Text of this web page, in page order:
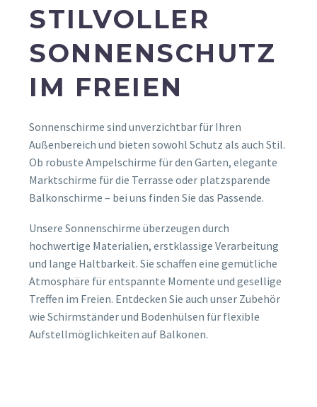
STILVOLLER
SONNENSCHUTZ
IM FREIEN
Sonnenschirme sind unverzichtbar für Ihren
Außenbereich und bieten sowohl Schutz als auch Stil.
Ob robuste Ampelschirme für den Garten, elegante
Marktschirme für die Terrasse oder platzsparende
Balkonschirme – bei uns finden Sie das Passende.
Unsere Sonnenschirme überzeugen durch
hochwertige Materialien, erstklassige Verarbeitung
und lange Haltbarkeit. Sie schaffen eine gemütliche
Atmosphäre für entspannte Momente und gesellige
Treffen im Freien. Entdecken Sie auch unser Zubehör
wie Schirmständer und Bodenhülsen für flexible
Aufstellmöglichkeiten auf Balkonen.